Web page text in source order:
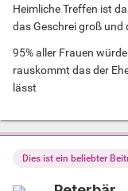
Heimliche Treffen ist
das Geschrei groß und
95% aller Frauen
rauskommt das der
lässt
Dies ist ein beliebter